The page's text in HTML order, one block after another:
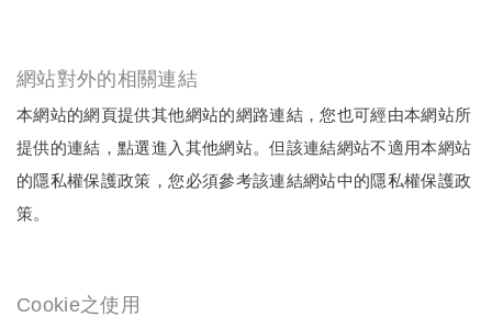
網站對外的相關連結
本網站的網頁提供其他網站的網路連結，您也可經由本網站所
提供的連結，點選進入其他網站。但該連結網站不適用本網站
的隱私權保護政策，您必須參考該連結網站中的隱私權保護政
策。
Cookie之使用